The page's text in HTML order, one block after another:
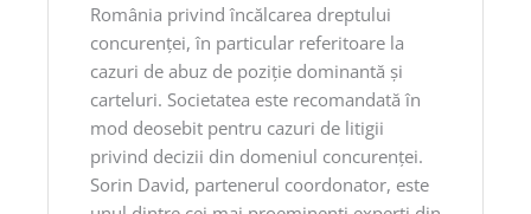
România privind încălcarea dreptului
concurenţei, în particular referitoare la
cazuri de abuz de poziţie dominantă şi
carteluri. Societatea este recomandată în
mod deosebit pentru cazuri de litigii
privind decizii din domeniul concurenţei.
Sorin David, partenerul coordonator, este